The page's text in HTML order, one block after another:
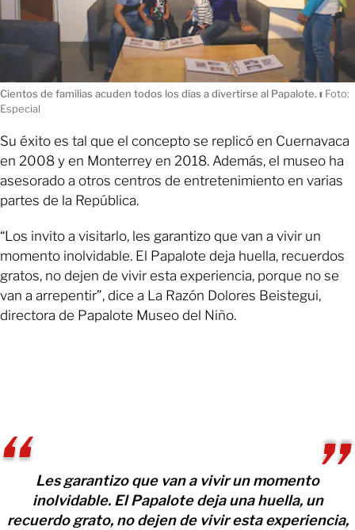
Cientos de familias acuden todos los días a divertirse al Papalote. ı Foto:
Especial
Su éxito es tal que el concepto se replicó en Cuernavaca
en 2008 y en Monterrey en 2018. Además, el museo ha
asesorado a otros centros de entretenimiento en varias
partes de la República.
“Los invito a visitarlo, les garantizo que van a vivir un
momento inolvidable. El Papalote deja huella, recuerdos
gratos, no dejen de vivir esta experiencia, porque no se
van a arrepentir”, dice a La Razón Dolores Beistegui,
directora de Papalote Museo del Niño.
Les garantizo que van a vivir un momento
inolvidable. El Papalote deja una huella, un
recuerdo grato, no dejen de vivir esta experiencia,